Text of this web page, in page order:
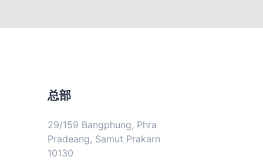
总部
29/159 Bangphung, Phra
Pradeang, Samut Prakarn
10130